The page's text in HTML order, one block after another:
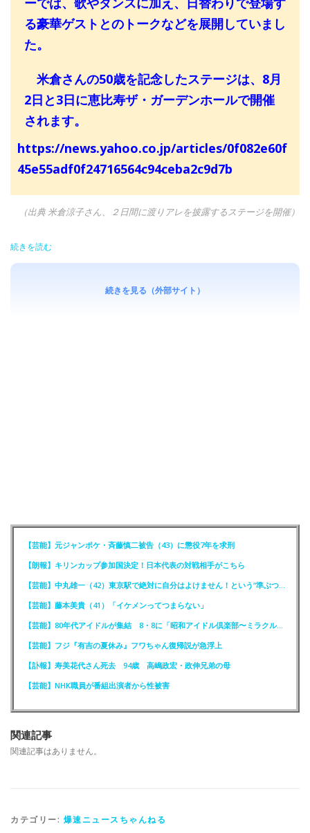
る豪華ゲストとのトークなどを展開していまし
た。
米倉さんの50歳を記念したステージは、8月
2日と3日に恵比寿ザ・ガーデンホールで開催
されます。
https://news.yahoo.co.jp/articles/0f082e60f
45e55adf0f24716564c94ceba2c9d7b
（出典 米倉涼子さん、２日間に渡りアレを披露するステージを開催）
続きを読む
続きを見る（外部サイト）
【芸能】元ジャンポケ・斉藤慎二被告（43）に懲役7年を求刑
【朗報】キリンカップ参加国決定！日本代表の対戦相手がこちら
【芸能】中丸雄一（42）東京駅で絶対に自分はよけません！という“準ぶつかりおじさん”に遭遇
【芸能】藤本美貴（41）「イケメンってつまらない」
【芸能】80年代アイドルが集結 8・8に「昭和アイドル倶楽部〜ミラクル同窓会〜」を開催
【芸能】フジ『有吉の夏休み』フワちゃん復帰説が急浮上
【訃報】寿美花代さん死去 94歳 高嶋政宏・政伸兄弟の母
【芸能】NHK職員が番組出演者から性被害
関連記事
関連記事はありません。
カテゴリー: 爆速ニュースちゃんねる